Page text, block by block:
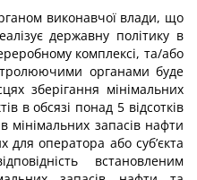
виконавчої влади, що
державну політику в
комплексі, та/або
органами буде
зберігання мінімальних
в обсязі понад 5 відсотків
мінімальних запасів нафти
для оператора або суб’єкта
встановленим